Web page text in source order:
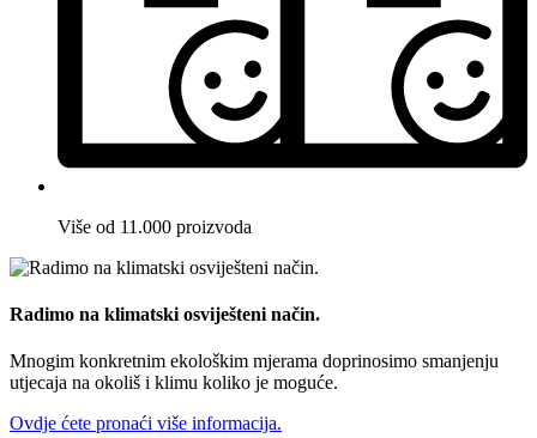
Više od 11.000 proizvoda
Radimo na klimatski osviješteni način.
Mnogim konkretnim ekološkim mjerama doprinosimo smanjenju
utjecaja na okoliš i klimu koliko je moguće.
Ovdje ćete pronaći više informacija.